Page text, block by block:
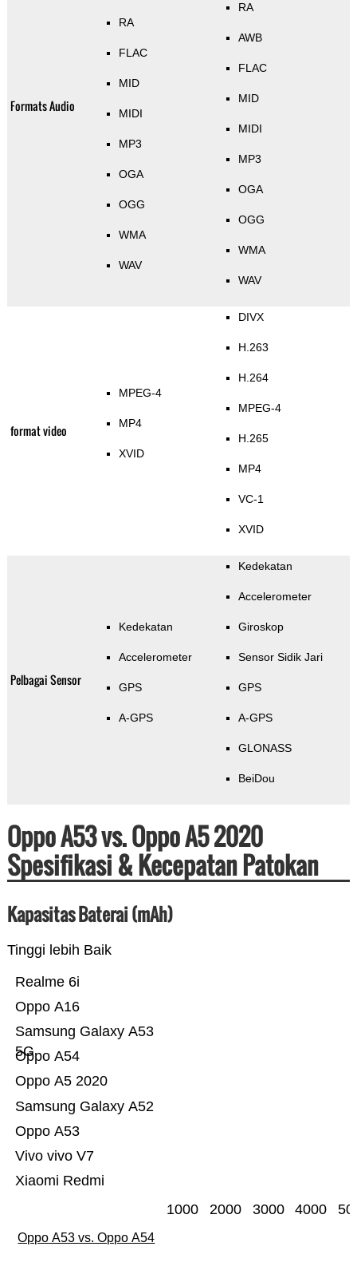
Formats Audio
RA
FLAC
MID
MIDI
MP3
OGA
OGG
WMA
WAV
RA
AWB
FLAC
MID
MIDI
MP3
OGA
OGG
WMA
WAV
format video
MPEG-4
MP4
XVID
DIVX
H.263
H.264
MPEG-4
H.265
MP4
VC-1
XVID
Pelbagai Sensor
Kedekatan
Accelerometer
GPS
A-GPS
Kedekatan
Accelerometer
Giroskop
Sensor Sidik Jari
GPS
A-GPS
GLONASS
BeiDou
Oppo A53 vs. Oppo A5 2020
Spesifikasi & Kecepatan Patokan
Kapasitas Baterai (mAh)
Tinggi lebih Baik
Xiaomi Redmi
Vivo vivo V7
Oppo A53
Samsung Galaxy A52
Oppo A5 2020
Oppo A54
Samsung Galaxy A53
5G
Oppo A16
Realme 6i
1000 2000 3000 4000
Oppo A53 vs. Oppo A54